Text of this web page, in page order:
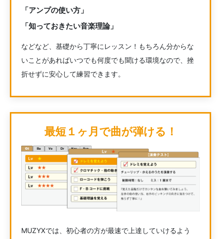
「アンプの使い方」
「知っておきたい音楽理論」
などなど、基礎から丁寧にレッスン！もちろん分からな
いことがあればいつでも何度でも聞ける環境なので、挫
折せずに安心して練習できます。
最短１ヶ月で曲が弾ける！
MUZYXでは、初心者の方が最速で上達していけるよう